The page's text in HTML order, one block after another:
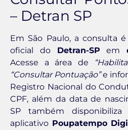
– Detran SP
Em São Paulo, a consulta
oficial do Detran-SP em
Acesse a área de
“Consultar Pontuação”e
Registro Nacional do
CPF, além da data de
SP também
aplicativo Poupatempo